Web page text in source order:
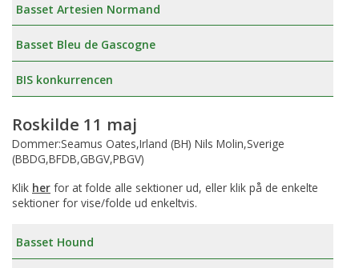
Basset Artesien Normand
Basset Bleu de Gascogne
BIS konkurrencen
Roskilde 11 maj
Dommer:Seamus Oates,Irland (BH) Nils Molin,Sverige
(BBDG,BFDB,GBGV,PBGV)
Klik her for at folde alle sektioner ud, eller klik på de enkelte
sektioner for vise/folde ud enkeltvis.
Basset Hound